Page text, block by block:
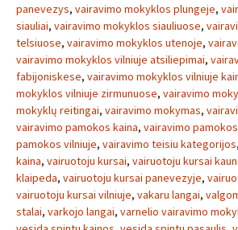
panevezys, vairavimo mokyklos plungeje,
siauliai, vairavimo mokyklos siauliuose,
telsiuose, vairavimo mokyklos utenoje,
vairavimo mokyklos vilniuje atsiliepimai,
fabijoniskese, vairavimo mokyklos vilniuje
mokyklos vilniuje zirmunuose, vairavimo
mokyklų reitingai, vairavimo mokymas,
vairavimo pamokos kaina, vairavimo
pamokos vilniuje, vairavimo teisiu kategorijos,
kaina, vairuotoju kursai, vairuotoju kursai
klaipeda, vairuotoju kursai panevezyje,
vairuotoju kursai vilniuje, vakaru langai,
stalai, varkojo langai, varnelio vairavimo